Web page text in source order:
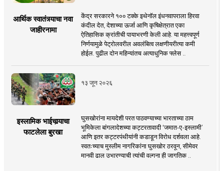
आर्थिक स्वातंत्र्याचा नवा
जाहीरनामा
केंद्र सरकारने १०० टक्के इथेनॉल इंधनवापराला हिरवा
कंदील देत, देशाच्या ऊर्जा आणि कृषिक्षेत्रात एका
ऐतिहासिक क्रांतीची पायाभरणी केली आहे. या महत्त्वपूर्ण
निर्णयामुळे पेट्रोलवरील अवलंबित्व लक्षणीयरीत्या कमी
होईल. पुढील दोन महिन्यांतच अत्याधुनिक फ्लेस ..
१३ जून २०२६
इस्लामिक भाईचार्‍याचा
फाटलेला बुरखा
घुसखोरांना मायदेशी परत पाठवण्याच्या भारताच्या ठाम
भूमिकेला बांगलादेशच्या कट्टरतावादी ‘जमात-ए-इस्लामी’
आणि इतर कट्टरपंथीयांनी कडाडून विरोध दर्शवला आहे.
स्वतःच्याच मुस्लीम नागरिकांना घुसखोर ठरवून, सीमेवर
मानवी ढाल उभारण्याची त्यांची वल्गना ही जागतिक ..